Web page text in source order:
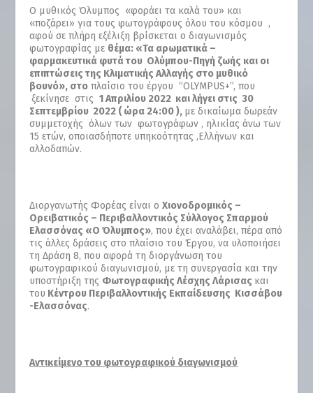
Ο μυθικός Όλυμπος «φοράει τα καλά του» και
«ποζάρει» για τους φωτογράφους όλου του κόσμου ,
αφού σε πλήρη εξέλιξη βρίσκεται ο διαγωνισμός
φωτογραφίας με θέμα: «Τα αρωματικά –
φαρμακευτικά φυτά του Ολύμπου-Πηγή ζωής και οι
επιπτώσεις της Κλιματικής Αλλαγής στο μυθικό
βουνό», στο πλαίσιο του έργου “OLYMPUS+”, που
ξεκίνησε στις1 Απριλίου 2022 και λήγει στις 30
Σεπτεμβρίου 2022 ( ώρα 24:00 ), με δικαίωμα δωρεάν
συμμετοχής όλων των φωτογράφων , ηλικίας άνω των
15 ετών, οποιασδήποτε υπηκοότητας ,Ελλήνων και
αλλοδαπών.
Διοργανωτής Φορέας είναι οΧιονοδρομικός –
Ορειβατικός – Περιβαλλοντικός Σύλλογος Σπαρμού
Ελασσόνας «O Όλυμπος», που έχει αναλάβει, πέρα από
τις άλλες δράσεις στο πλαίσιο του Έργου, να υλοποιήσει
τη Δράση 8, που αφορά τη διοργάνωση του
φωτογραφικού διαγωνισμού, με τη συνεργασία και την
υποστήριξη της Φωτογραφικής Λέσχης Λάρισας και
του Κέντρου Περιβαλλοντικής Εκπαίδευσης Κισσάβου
-Ελασσόνας.
Αντικείμενο του φωτογραφικού διαγωνισμού